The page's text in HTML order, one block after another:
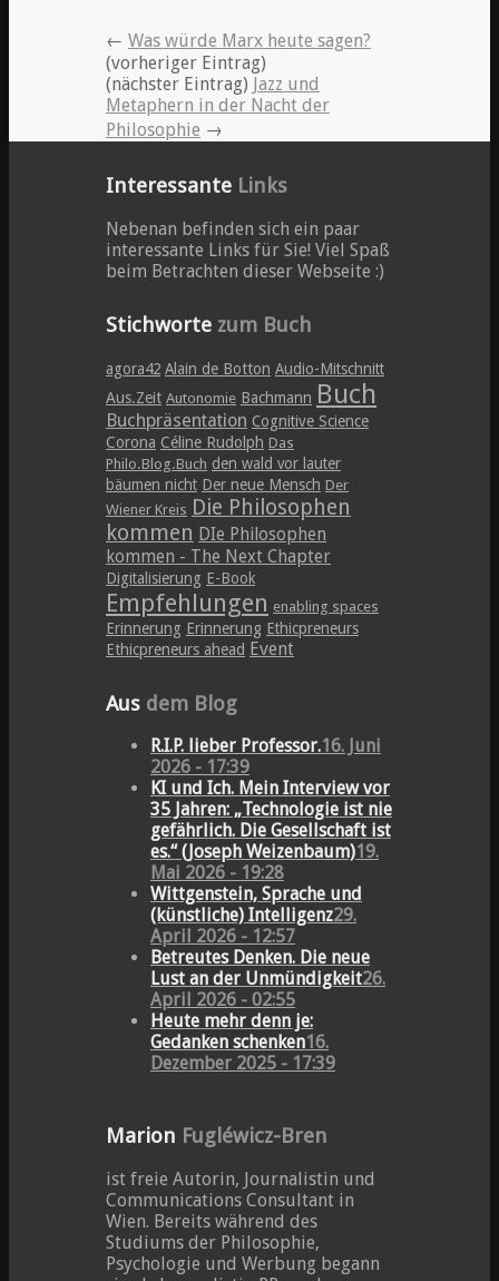
← Was würde Marx heute sagen?
(vorheriger Eintrag)
(nächster Eintrag) Jazz und
Metaphern in der Nacht der
Philosophie →
Interessante Links
Nebenan befinden sich ein paar
interessante Links für Sie! Viel Spaß
beim Betrachten dieser Webseite :)
Stichworte zum Buch
agora42 Alain de Botton Audio-Mitschnitt
Aus.Zeit Autonomie Bachmann Buch
Buchpräsentation Cognitive Science
Corona Céline Rudolph Das
Philo.Blog.Buch den wald vor lauter
bäumen nicht Der neue Mensch Der
Wiener Kreis Die Philosophen
kommen DIe Philosophen
kommen - The Next Chapter
Digitalisierung E-Book
Empfehlungen enabling spaces
Erinnerung Erinnerung Ethicpreneurs
Ethicpreneurs ahead Event
Aus dem Blog
R.I.P. lieber Professor.16. Juni
2026 - 17:39
KI und Ich. Mein Interview vor
35 Jahren: „Technologie ist nie
gefährlich. Die Gesellschaft ist
es.“ (Joseph Weizenbaum)19.
Mai 2026 - 19:28
Wittgenstein, Sprache und
(künstliche) Intelligenz29.
April 2026 - 12:57
Betreutes Denken. Die neue
Lust an der Unmündigkeit26.
April 2026 - 02:55
Heute mehr denn je:
Gedanken schenken16.
Dezember 2025 - 17:39
Marion Fugléwicz-Bren
ist freie Autorin, Journalistin und
Communications Consultant in
Wien. Bereits während des
Studiums der Philosophie,
Psychologie und Werbung begann